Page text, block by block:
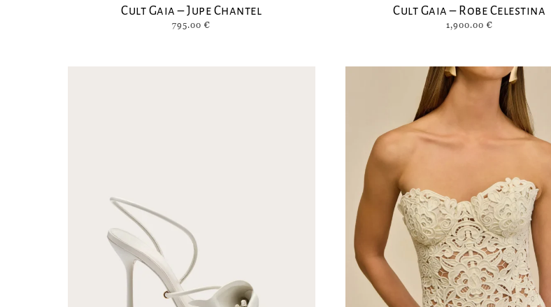
Cult Gaia – Jupe Chantel
795.00€
Cult Gaia – Robe Celestina
1,900.00 €